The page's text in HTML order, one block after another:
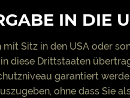
IN DIE
Sitz in den USA oder
diese Drittstaaten
garantiert
ohne dass Sie